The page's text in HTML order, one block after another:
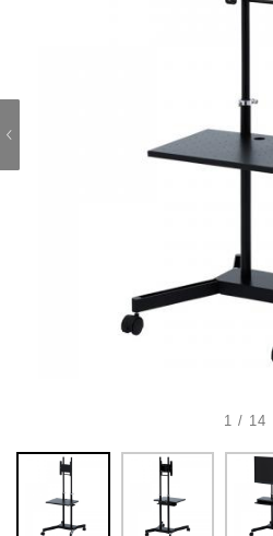
1 / 14